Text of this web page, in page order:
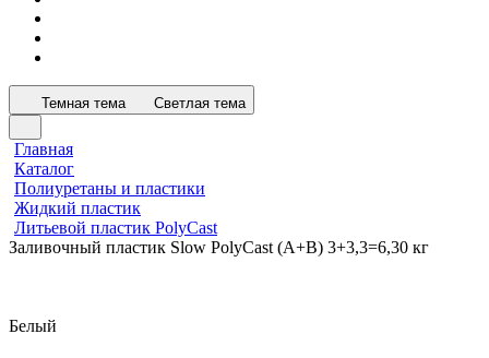
Темная тема Светлая тема
Главная
Каталог
Полиуретаны и пластики
Жидкий пластик
Литьевой пластик PolyCast
Заливочный пластик Slow PolyCast (A+B) 3+3,3=6,30 кг
Белый